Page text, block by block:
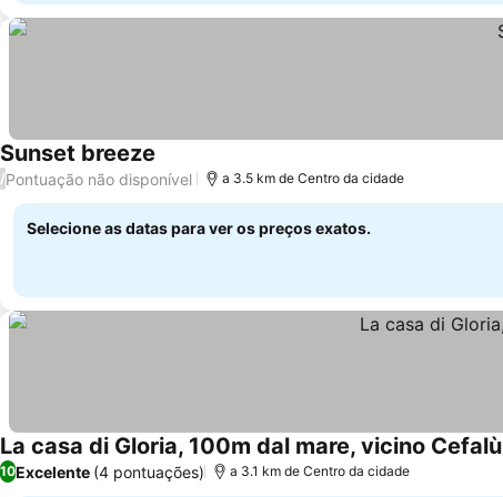
Sunset breeze
/Pontuação não disponível a 3.5 km de Centro da cidade
Selecione as datas para ver os preços exatos.
La casa di Gloria, 100m dal mare, vicino Cefalù
10Excelente (4 pontuações) a 3.1 km de Centro da cidade